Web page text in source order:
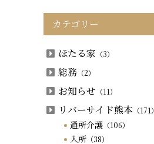
カテゴリー
ほたる家 （3）
総務（2）
お知らせ （11）
リバーサイド熊本（171）
通所介護（106）
入所（38）